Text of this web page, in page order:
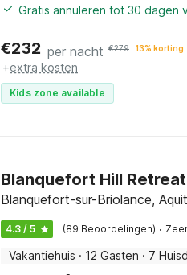
Gratis annuleren tot 30 dagen
€232 per nacht €279 13% korting
+extra kosten
Kids zone available
Blanquefort Hill Retreat
Blanquefort-sur-Briolance,
4.3 / 5 (89 Beoordelingen) ·
Vakantiehuis · 12 Gasten · 7